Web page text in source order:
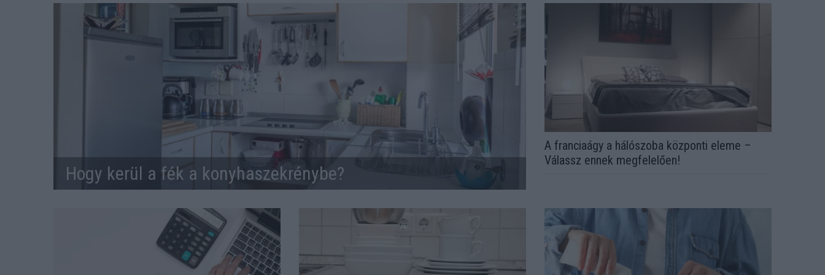
Hogy kerül a fék a konyhaszekrénybe?
A franciaágy a hálószoba központi eleme –
Válassz ennek megfelelően!